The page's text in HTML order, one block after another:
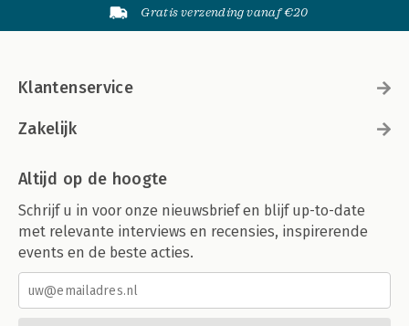
Gratis verzending vanaf €20
Klantenservice
Zakelijk
Altijd op de hoogte
Schrijf u in voor onze nieuwsbrief en blijf up-to-date
met relevante interviews en recensies, inspirerende
events en de beste acties.